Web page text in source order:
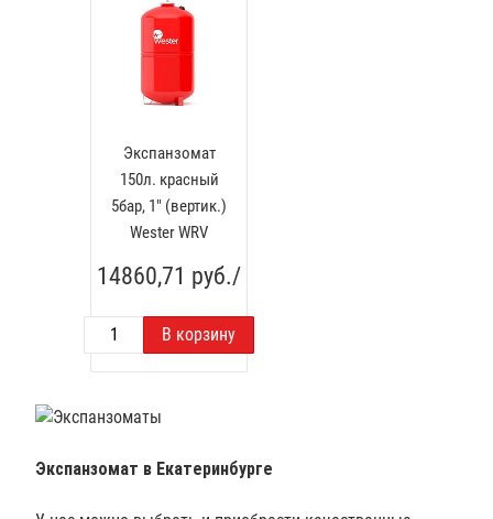
Экспанзомат
150л. красный
5бар, 1" (вертик.)
Wester WRV
14860,71 руб./
Экспанзомат в Екатеринбурге